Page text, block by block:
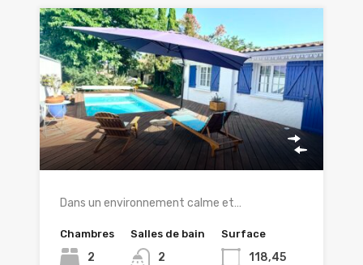
Dans un environnement calme et…
Chambres
2
Salles de bain
2
Surface
118,45